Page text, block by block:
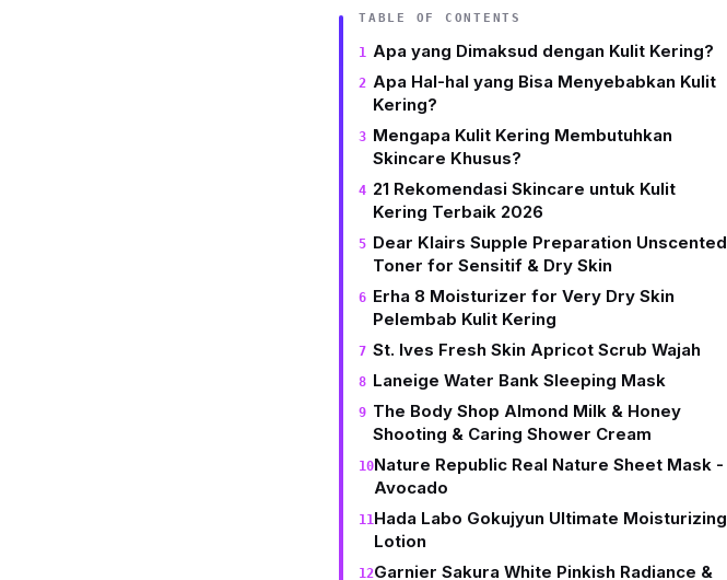
TABLE OF CONTENTS
Apa yang Dimaksud dengan Kulit Kering?
Apa Hal-hal yang Bisa Menyebabkan Kulit
Kering?
Mengapa Kulit Kering Membutuhkan
Skincare Khusus?
21 Rekomendasi Skincare untuk Kulit
Kering Terbaik 2026
Dear Klairs Supple Preparation Unscented
Toner for Sensitif & Dry Skin
Erha 8 Moisturizer for Very Dry Skin
Pelembab Kulit Kering
St. Ives Fresh Skin Apricot Scrub Wajah
Laneige Water Bank Sleeping Mask
The Body Shop Almond Milk & Honey
Shooting & Caring Shower Cream
Nature Republic Real Nature Sheet Mask -
Avocado
Hada Labo Gokujyun Ultimate Moisturizing
Lotion
Garnier Sakura White Pinkish Radiance &